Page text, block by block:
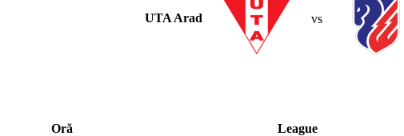
UTA Arad vs
Oră League